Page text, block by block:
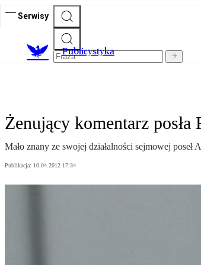
Serwisy
Publicystyka
Żenujący komentarz
Mało znany ze swojej działalności sejmowej poseł
Publikacja: 10.04.2012 17:34